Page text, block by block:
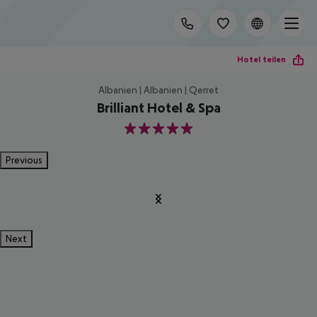
Hotel teilen
Albanien | Albanien | Qerret
Brilliant Hotel & Spa
5
Previous
Next